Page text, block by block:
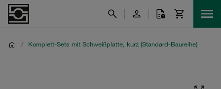
/ Komplett-Sets mit Schweißplatte, kurz (Standard-Baureihe)